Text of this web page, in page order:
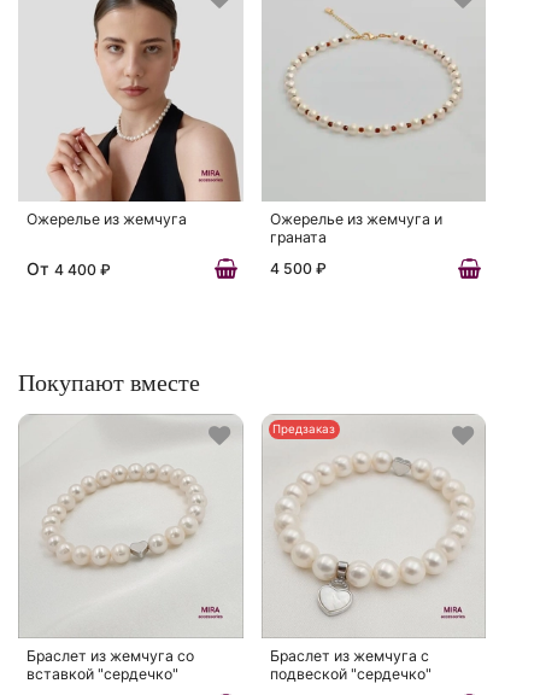
Ожерелье из жемчуга
От 4 400 ₽
Ожерелье из жемчуга и
граната
4 500 ₽
Покупают вместе
Браслет из жемчуга со
вставкой "сердечко"
Предзаказ
Браслет из жемчуга с
подвеской "сердечко"